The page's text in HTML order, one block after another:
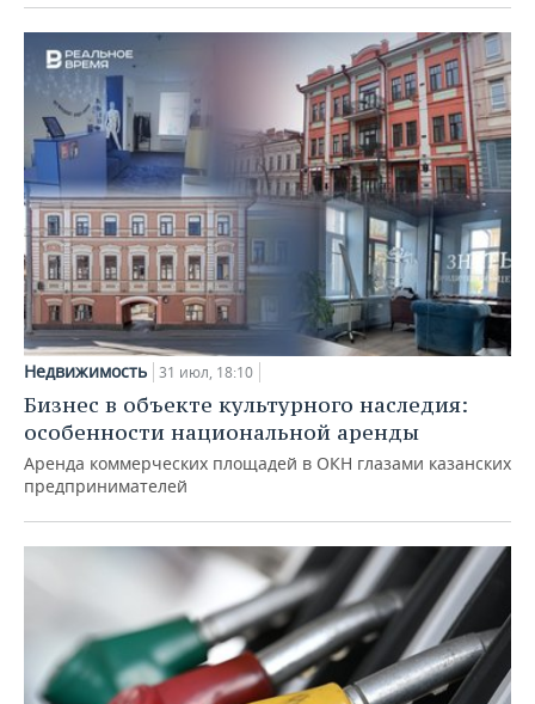
Недвижимость 31 июл, 18:10
Бизнес в объекте культурного наследия:
особенности национальной аренды
Аренда коммерческих площадей в ОКН глазами казанских
предпринимателей